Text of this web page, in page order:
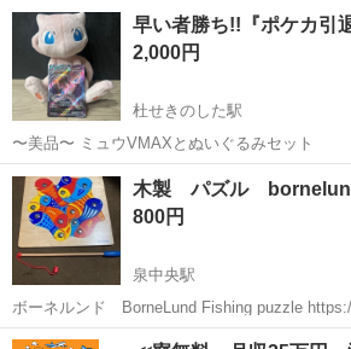
宮城 名取市 杜せきのした駅 カー
早い者勝ち!!『ポケカ引
2,000円
杜せきのした駅
〜美品〜 ミュウVMAXとぬいぐるみセット
宮城 名取市 杜せきのした駅 カー
800円
泉中央駅
ボーネルンド BorneLund Fishing puzzle https://www.amazon.co.jp/ボ
ーネルンドオリジナル-BorneLund-Original-魚つ
宮城 仙台市 泉中央駅 パズル 魚